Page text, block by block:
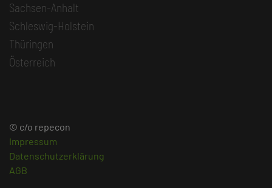
Sachsen-Anhalt
Schleswig-Holstein
Thüringen
Österreich
© c/o repecon
Impressum
Datenschutzerklärung
AGB